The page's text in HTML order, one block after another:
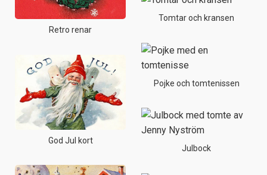
Retro renar
God Jul kort
Tomtar och kransen
Pojke och tomtenissen
Julbock